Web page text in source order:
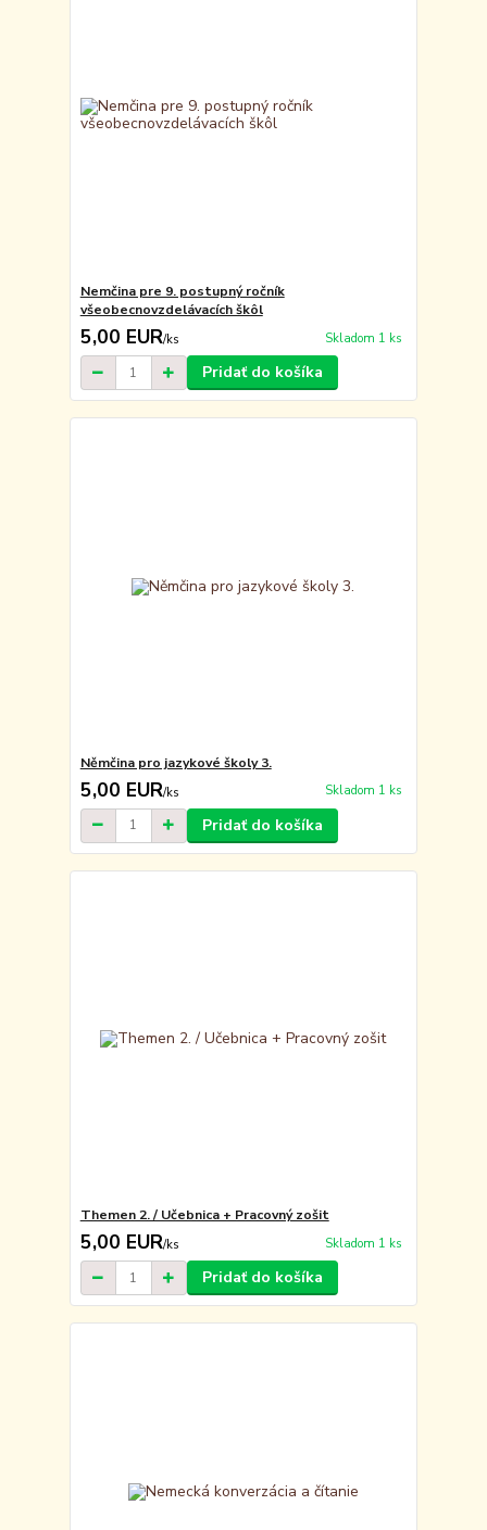
Nemčina pre 9. postupný ročník
všeobecnovzdelávacích škôl
5,00 EUR/ks Skladom 1 ks
Pridať do košíka
Němčina pro jazykové školy 3.
5,00 EUR/ks Skladom 1 ks
Pridať do košíka
Themen 2. / Učebnica + Pracovný zošit
5,00 EUR/ks Skladom 1 ks
Pridať do košíka